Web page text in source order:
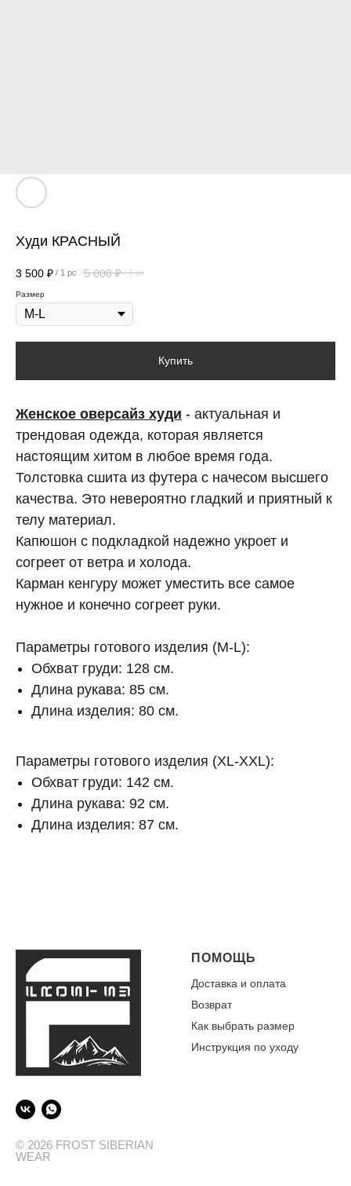
Худи КРАСНЫЙ
3 500 ₽ / 1 pc 5 000 ₽ / 1 pc
Размер
Купить
Женское оверсайз худи - актуальная и
трендовая одежда, которая является
настоящим хитом в любое время года.
Толстовка сшита из футера с начесом высшего
качества. Это невероятно гладкий и приятный к
телу материал.
Капюшон с подкладкой надежно укроет и
согреет от ветра и холода.
Карман кенгуру может уместить все самое
нужное и конечно согреет руки.
Параметры готового изделия (M-L):
Обхват груди: 128 см.
Длина рукава: 85 см.
Длина изделия: 80 см.
Параметры готового изделия (XL-XXL):
Обхват груди: 142 см.
Длина рукава: 92 см.
Длина изделия: 87 см.
© 2026 FROST SIBERIAN
WEAR
ПОМОЩЬ
Доставка и оплата
Возврат
Как выбрать размер
Инструкция по уходу